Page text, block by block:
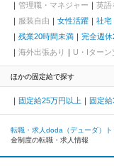
管理職・マネジャー
英語
服装自由
女性活躍 社宅
残業20時間未満
完全週休
海外出張あり
U・Iターン
ほかの固定給で探す
固定給25万円以上 固定
転職・求人doda（デューダ）ト
金制度の転職・求人情報